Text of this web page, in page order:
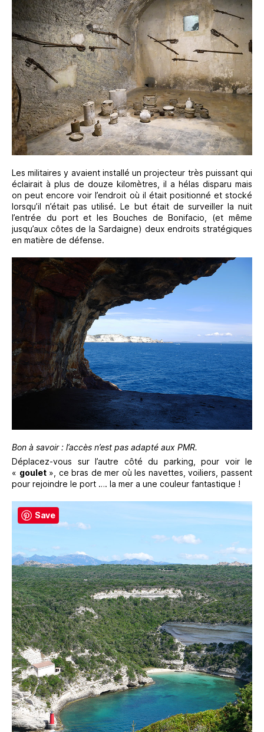
Les militaires y avaient installé un projecteur très puissant qui
éclairait à plus de douze kilomètres, il a hélas disparu mais
on peut encore voir l’endroit où il était positionné et stocké
lorsqu’il n’était pas utilisé. Le but était de surveiller la nuit
l’entrée du port et les Bouches de Bonifacio, (et même
jusqu’aux côtes de la Sardaigne) deux endroits stratégiques
en matière de défense.
Bon à savoir : l’accès n’est pas adapté aux PMR.
Déplacez-vous sur l’autre côté du parking, pour voir le
« goulet», ce bras de mer où les navettes, voiliers, passent
pour rejoindre le port …. la mer a une couleur fantastique !
Save